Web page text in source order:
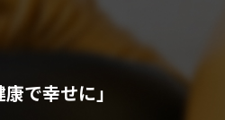
で幸せに」